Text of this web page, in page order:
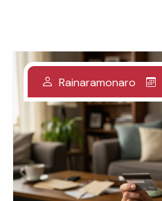
Rainaramonaro